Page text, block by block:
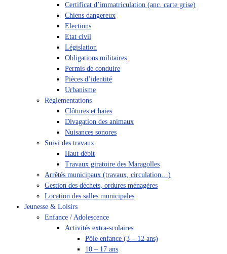
Certificat d’immatriculation (anc. carte grise)
Chiens dangereux
Elections
Etat civil
Législation
Obligations militaires
Permis de conduire
Pièces d’identité
Urbanisme
Règlementations
Clôtures et haies
Divagation des animaux
Nuisances sonores
Suivi des travaux
Haut débit
Travaux giratoire des Maragolles
Arrêtés municipaux (travaux, circulation…)
Gestion des déchets, ordures ménagères
Location des salles municipales
Jeunesse & Loisirs
Enfance / Adolescence
Activités extra-scolaires
Pôle enfance (3 – 12 ans)
10 – 17 ans